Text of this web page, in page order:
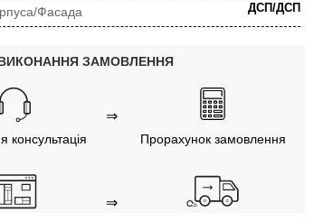
Фасада ДСП/ДСП
ЗАМОВЛЕННЯ
консультація
⇒
Прорахунок замовлення
⇒